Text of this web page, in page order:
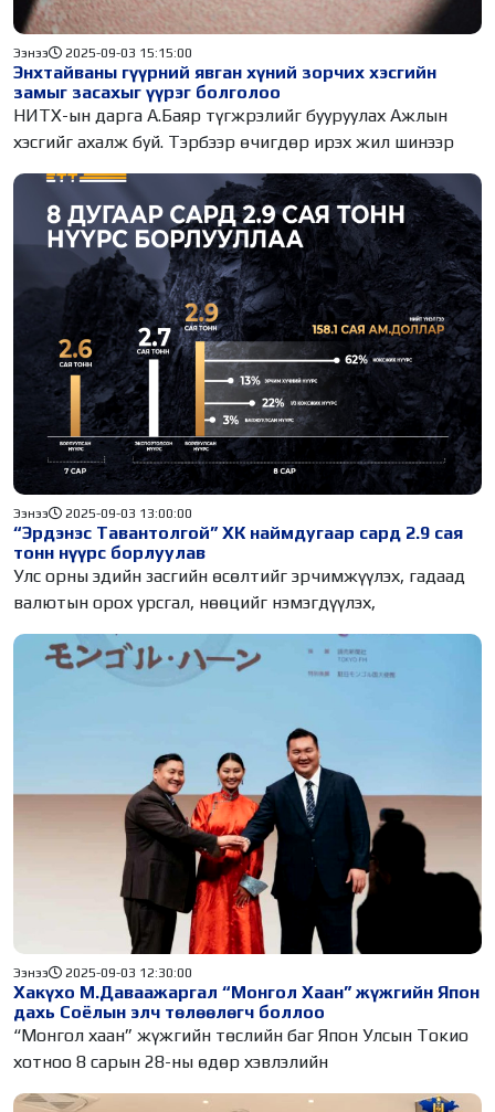
Энхтайваны гүүрний явган хүний зорчих хэсгийн
замыг засахыг үүрэг болголоо
Ээнээ 2025-09-03 15:15:00
НИТХ-ын дарга А.Баяр түгжрэлийг бууруулах Ажлын
хэсгийг ахалж буй. Тэрбээр өчигдөр ирэх жил шинээр
“Эрдэнэс Тавантолгой” ХК наймдугаар сард 2.9 сая
тонн нүүрс борлуулав
Ээнээ 2025-09-03 13:00:00
Улс орны эдийн засгийн өсөлтийг эрчимжүүлэх, гадаад
валютын орох урсгал, нөөцийг нэмэгдүүлэх,
Хакүхо М.Даваажаргал “Монгол Хаан” жүжгийн Япон
дахь Соёлын элч төлөөлөгч боллоо
Ээнээ 2025-09-03 12:30:00
“Монгол хаан” жүжгийн төслийн баг Япон Улсын Токио
хотноо 8 сарын 28-ны өдөр хэвлэлийн